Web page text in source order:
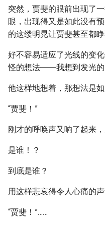
突然，贾斐的眼前出现了
眼，出现得又是如此没有
的这缕明晃让贾斐甚至都睁
好不容易适应了光线的变
怪的想法――我想到发光的
他这样地想着，那想法是如
“贾斐！”
刚才的呼唤声又响了起来
是谁！？
到底是谁？
用这样悲哀得令人心痛的
“贾斐！”……